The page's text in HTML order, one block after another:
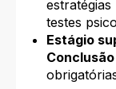
testes
Estágio